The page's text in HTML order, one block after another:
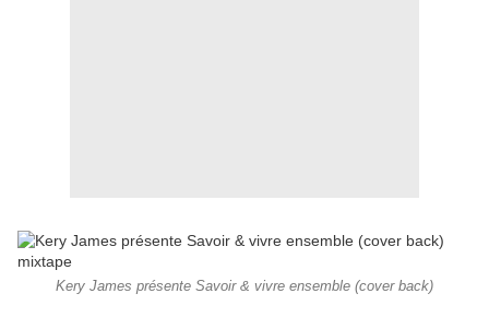
Kery James présente Savoir & vivre ensemble (cover back)